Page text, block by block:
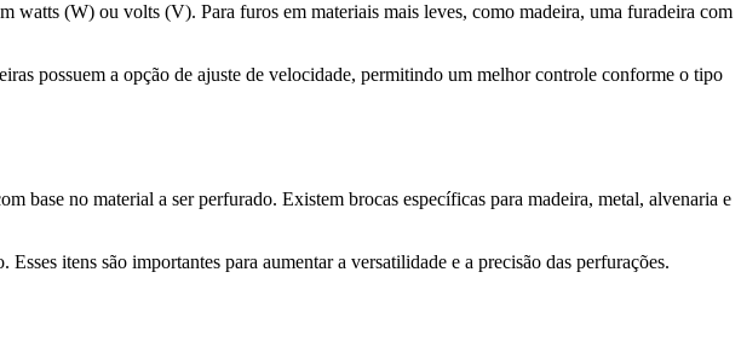
watts (W) ou volts (V). Para furos em materiais mais leves, como madeira, uma furadeira com
possuem a opção de ajuste de velocidade, permitindo um melhor controle conforme o tipo
base no material a ser perfurado. Existem brocas específicas para madeira, metal, alvenaria e
itens são importantes para aumentar a versatilidade e a precisão das perfurações.